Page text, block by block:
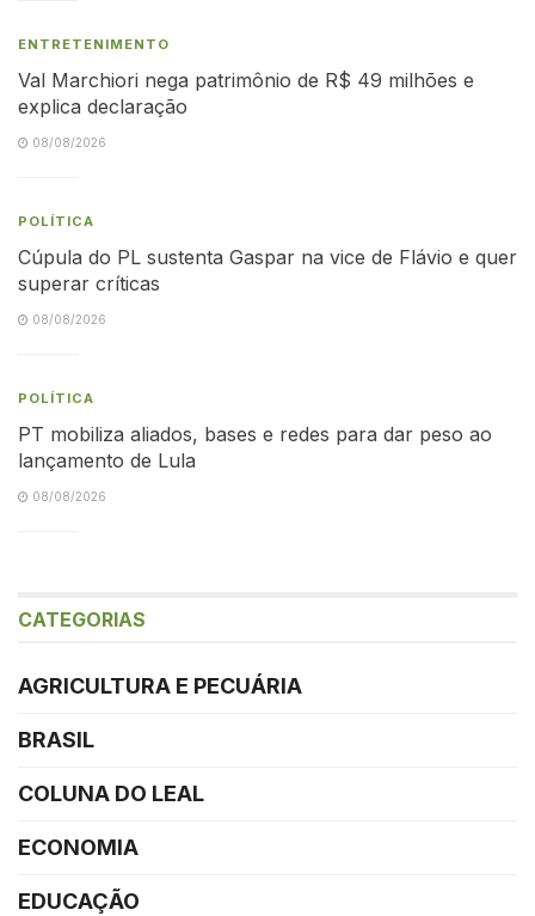
ENTRETENIMENTO
Val Marchiori nega patrimônio de R$ 49 milhões e
explica declaração
08/08/2026
POLÍTICA
Cúpula do PL sustenta Gaspar na vice de Flávio e quer
superar críticas
08/08/2026
POLÍTICA
PT mobiliza aliados, bases e redes para dar peso ao
lançamento de Lula
08/08/2026
CATEGORIAS
AGRICULTURA E PECUÁRIA
BRASIL
COLUNA DO LEAL
ECONOMIA
EDUCAÇÃO